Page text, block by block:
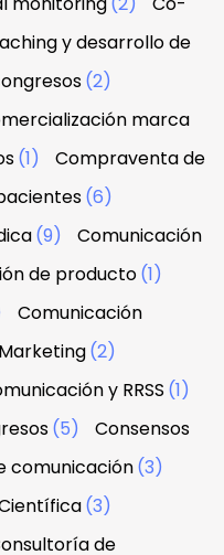
y desarrollo de
(2)
marca
(1)
Compraventa de
(6)
(9)
Comunicación
de producto(1)
Comunicación
(2)
y RRSS (1)
(5)
Consensos
comunicación(3)
(3)
de